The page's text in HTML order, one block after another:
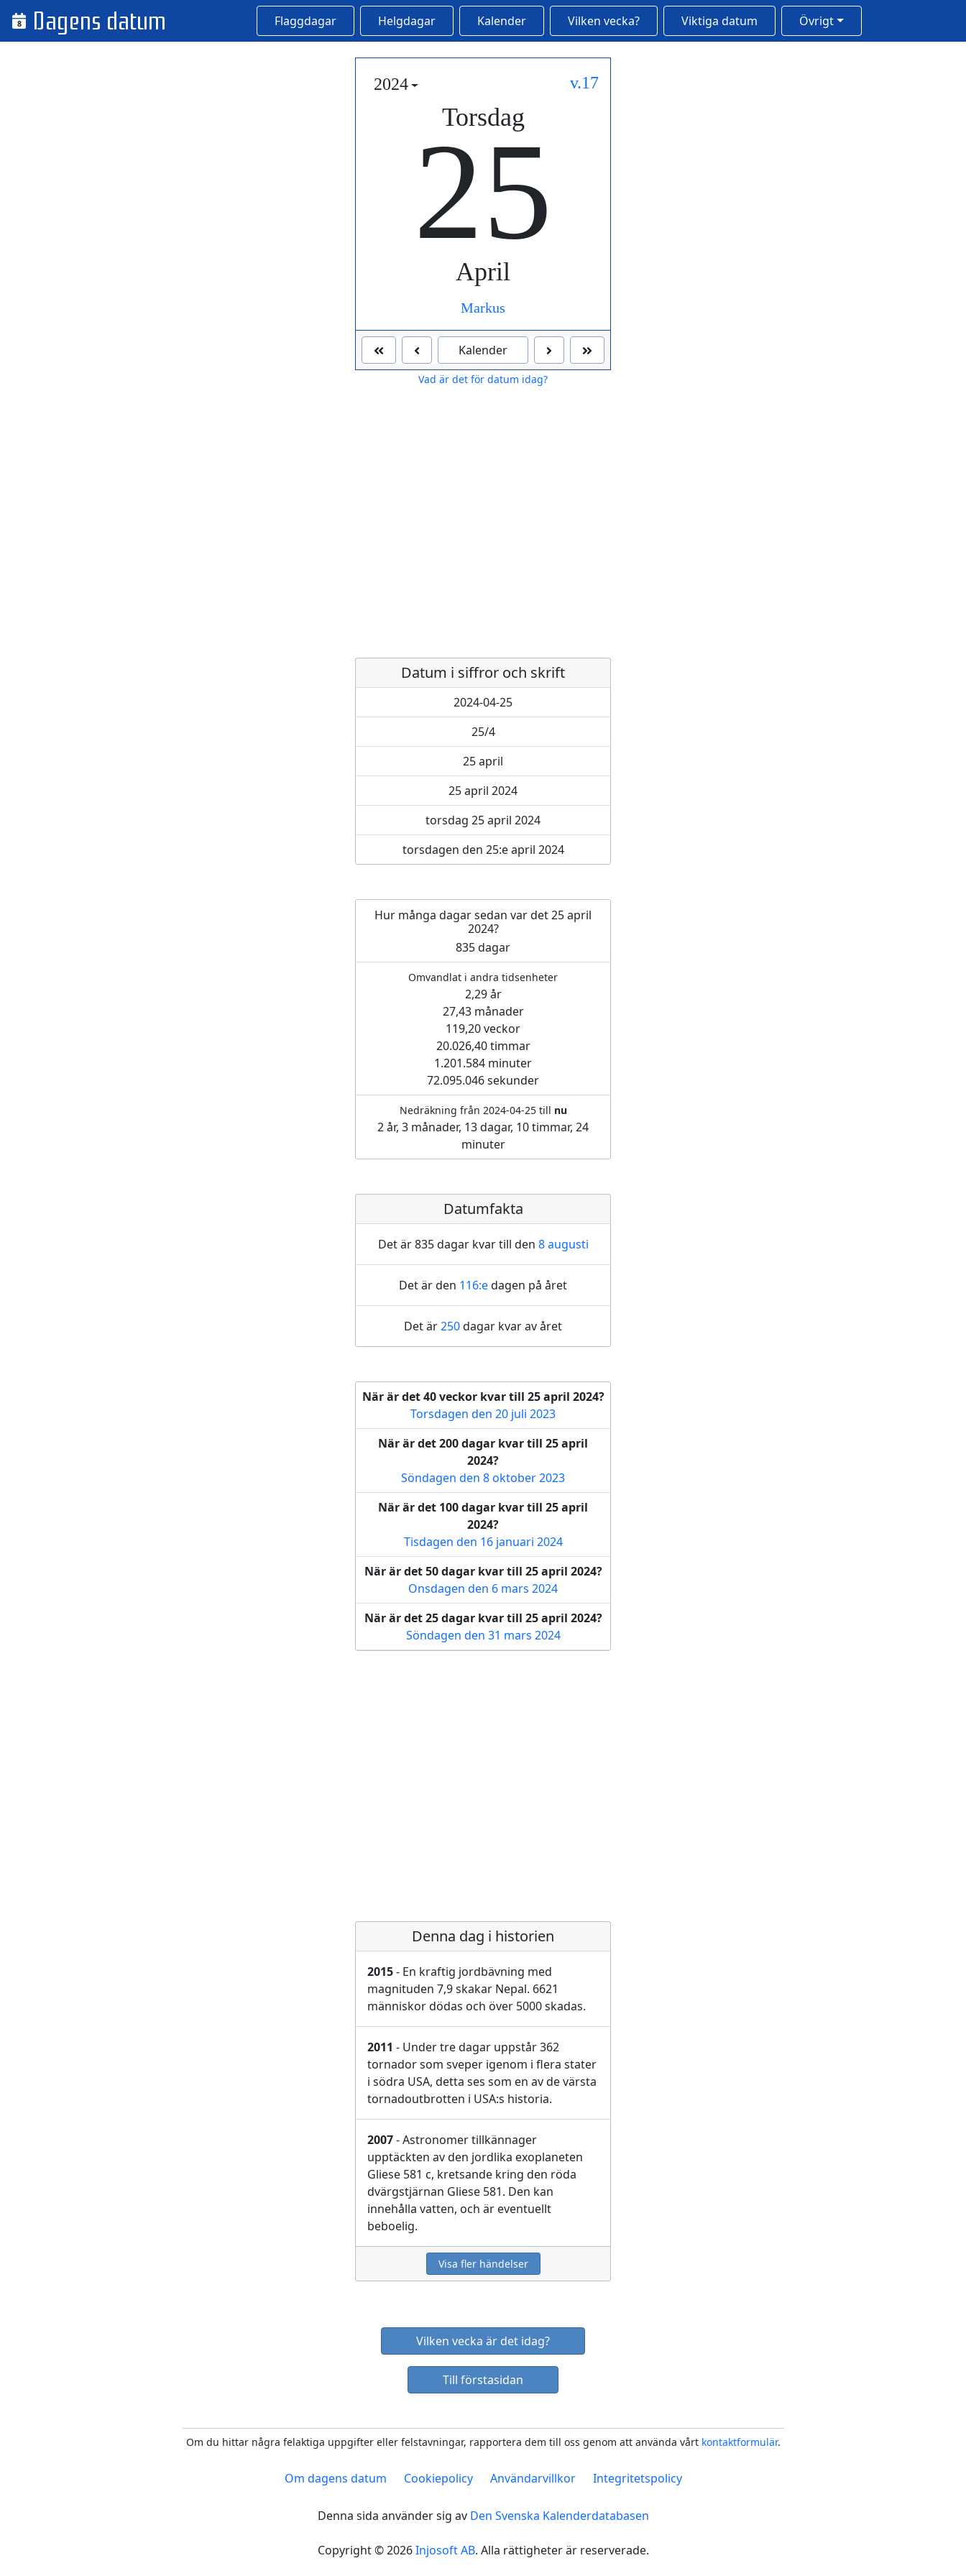
8 Dagens datum Flaggdagar Helgdagar Kalender Vilken vecka? Viktiga datum Övrigt
2024 v.17
Torsdag
25
April
Markus
Kalender
Vad är det för datum idag?
Datum i siffror och skrift
2024-04-25
25/4
25 april
25 april 2024
torsdag 25 april 2024
torsdagen den 25:e april 2024
Hur många dagar sedan var det 25 april
2024?
835 dagar
Omvandlat i andra tidsenheter
2,29 år
27,43 månader
119,20 veckor
20.026,40 timmar
1.201.584 minuter
72.095.046 sekunder
Nedräkning från 2024-04-25 till nu
2 år, 3 månader, 13 dagar, 10 timmar, 24
minuter
Datumfakta
Det är 835 dagar kvar till den 8 augusti
Det är den 116:edagen på året
Det är250dagar kvar av året
När är det 40 veckor kvar till 25 april 2024?
Torsdagen den 20 juli 2023
När är det 200 dagar kvar till 25 april
2024?
Söndagen den 8 oktober 2023
När är det 100 dagar kvar till 25 april
2024?
Tisdagen den 16 januari 2024
När är det 50 dagar kvar till 25 april 2024?
Onsdagen den 6 mars 2024
När är det 25 dagar kvar till 25 april 2024?
Söndagen den 31 mars 2024
Denna dag i historien
2015- En kraftig jordbävning med
magnituden 7,9 skakar Nepal. 6621
människor dödas och över 5000 skadas.
2011 - Under tre dagar uppstår 362
tornador som sveper igenom i flera stater
i södra USA, detta ses som en av de värsta
tornadoutbrotten i USA:s historia.
2007- Astronomer tillkännager
upptäckten av den jordlika exoplaneten
Gliese 581 c, kretsande kring den röda
dvärgstjärnan Gliese 581. Den kan
innehålla vatten, och är eventuellt
beboelig.
Visa fler händelser
Vilken vecka är det idag?
Till förstasidan
Om du hittar några felaktiga uppgifter eller felstavningar, rapportera dem till oss genom att använda vårt kontaktformulär.
Om dagens datum Cookiepolicy Användarvillkor Integritetspolicy
Denna sida använder sig av Den Svenska Kalenderdatabasen
Copyright © 2026Injosoft AB. Alla rättigheter är reserverade.